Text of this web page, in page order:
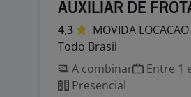
AUXILIAR DE
4,3 MOVIDA
Todo Brasil
A combinar
Entre 1
Presencial